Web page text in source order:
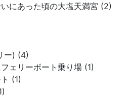
にあった頃の大塩天満宮 (2)
ー) (4)
ェリーボート乗り場 (1)
(1)